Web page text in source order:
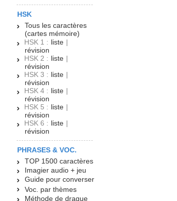
HSK
Tous les caractères
(cartes mémoire)
HSK 1 : liste |
révision
HSK 2 : liste |
révision
HSK 3 : liste |
révision
HSK 4 : liste |
révision
HSK 5 : liste |
révision
HSK 6 : liste |
révision
PHRASES & VOC.
TOP 1500 caractères
Imagier audio + jeu
Guide pour converser
Voc. par thèmes
Méthode de drague